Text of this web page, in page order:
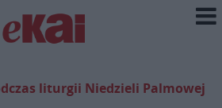
liturgii Niedzieli Palmowej